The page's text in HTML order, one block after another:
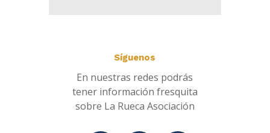
Síguenos
En nuestras redes podrás
tener información fresquita
sobre La Rueca Asociación